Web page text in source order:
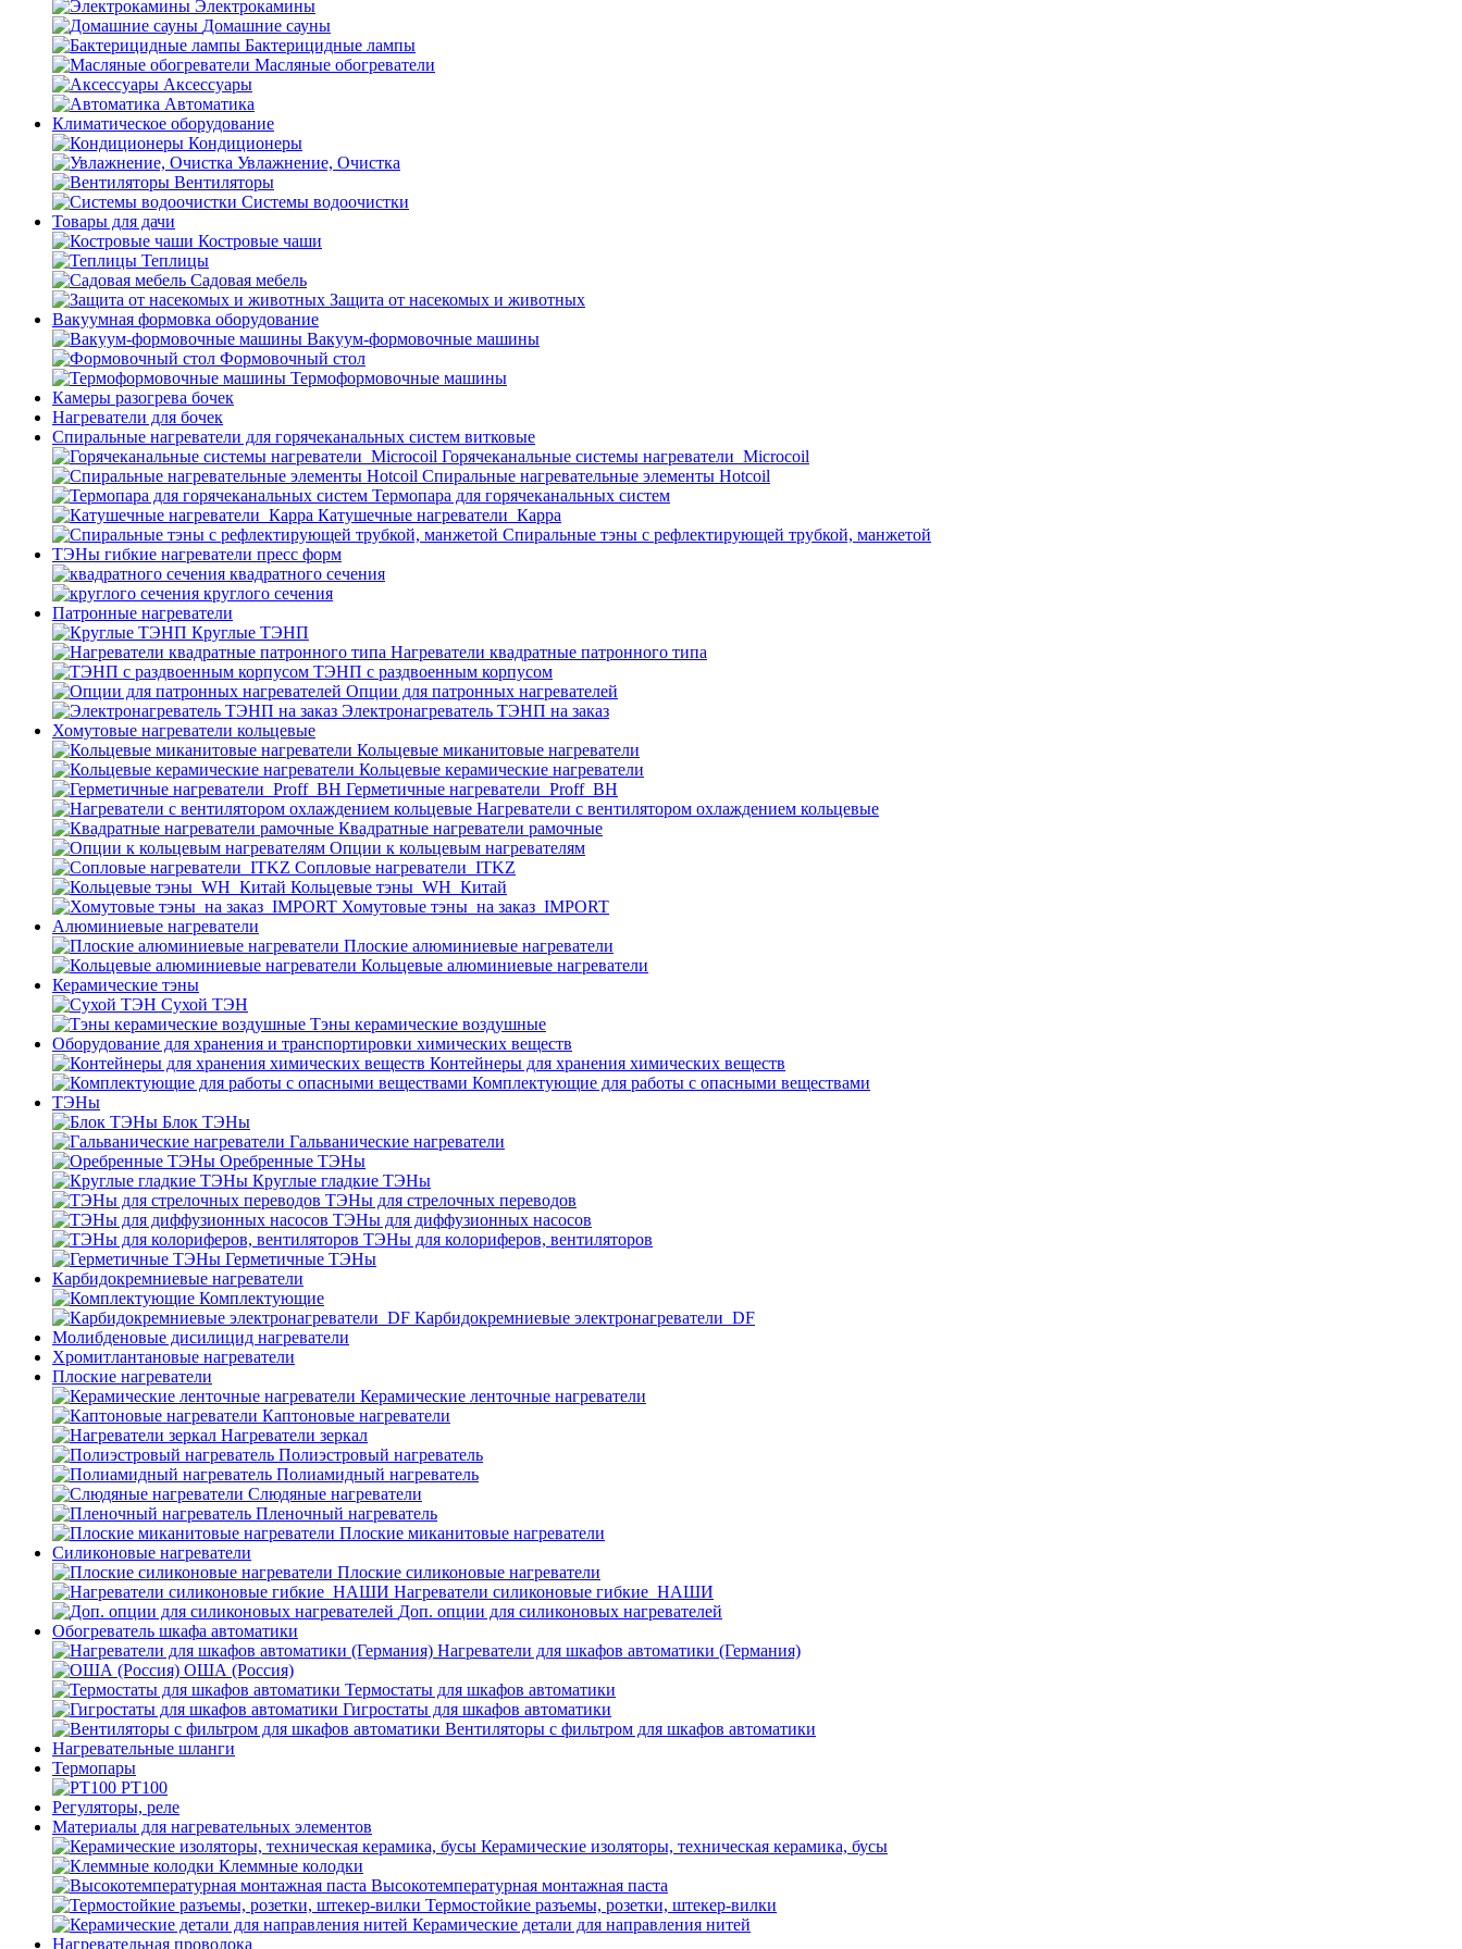
Электрокамины
Домашние сауны
Бактерицидные лампы
Масляные обогреватели
Аксессуары
Автоматика
Климатическое оборудование
Кондиционеры
Увлажнение, Очистка
Вентиляторы
Системы водоочистки
Товары для дачи
Костровые чаши
Теплицы
Садовая мебель
Защита от насекомых и животных
Вакуумная формовка оборудование
Вакуум-формовочные машины
Формовочный стол
Термоформовочные машины
Камеры разогрева бочек
Нагреватели для бочек
Спиральные нагреватели для горячеканальных систем витковые
Горячеканальные системы нагреватели_Microcoil
Спиральные нагревательные элементы Hotcoil
Термопара для горячеканальных систем
Катушечные нагреватели_Карра
Спиральные тэны с рефлектирующей трубкой, манжетой
ТЭНы гибкие нагреватели пресс форм
квадратного сечения
круглого сечения
Патронные нагреватели
Круглые ТЭНП
Нагреватели квадратные патронного типа
ТЭНП с раздвоенным корпусом
Опции для патронных нагревателей
Электронагреватель ТЭНП на заказ
Хомутовые нагреватели кольцевые
Кольцевые миканитовые нагреватели
Кольцевые керамические нагреватели
Герметичные нагреватели_Proff_BH
Нагреватели с вентилятором охлаждением кольцевые
Квадратные нагреватели рамочные
Опции к кольцевым нагревателям
Cопловые нагреватели_ITKZ
Кольцевые тэны_WH_Китай
Хомутовые тэны_на заказ_IMPORT
Алюминиевые нагреватели
Плоские алюминиевые нагреватели
Кольцевые алюминиевые нагреватели
Керамические тэны
Сухой ТЭН
Тэны керамические воздушные
Оборудование для хранения и транспортировки химических веществ
Контейнеры для хранения химических веществ
Комплектующие для работы с опасными веществами
ТЭНы
Блок ТЭНы
Гальванические нагреватели
Оребренные ТЭНы
Круглые гладкие ТЭНы
ТЭНы для стрелочных переводов
ТЭНы для диффузионных насосов
ТЭНы для колориферов, вентиляторов
Герметичные ТЭНы
Карбидокремниевые нагреватели
Комплектующие
Карбидокремниевые электронагреватели_DF
Молибденовые дисилицид нагреватели
Хромитлантановые нагреватели
Плоские нагреватели
Керамические ленточные нагреватели
Каптоновые нагреватели
Нагреватели зеркал
Полиэстровый нагреватель
Полиамидный нагреватель
Слюдяные нагреватели
Пленочный нагреватель
Плоские миканитовые нагреватели
Силиконовые нагреватели
Плоские силиконовые нагреватели
Нагреватели силиконовые гибкие_НАШИ
Доп. опции для силиконовых нагревателей
Обогреватель шкафа автоматики
Нагреватели для шкафов автоматики (Германия)
ОША (Россия)
Термостаты для шкафов автоматики
Гигростаты для шкафов автоматики
Вентиляторы с фильтром для шкафов автоматики
Нагревательные шланги
Термопары
PT100
Регуляторы, реле
Материалы для нагревательных элементов
Керамические изоляторы, техническая керамика, бусы
Клеммные колодки
Высокотемпературная монтажная паста
Термостойкие разъемы, розетки, штекер-вилки
Керамические детали для направления нитей
Нагревательная проволока